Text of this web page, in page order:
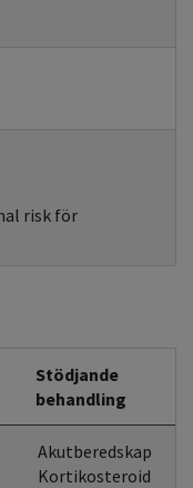
risk för
Stödjande
behandling
Akutberedskap
Kortikosteroid